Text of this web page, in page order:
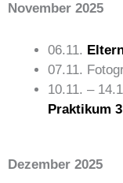
November 2025
06.11.
07.11.
10.11. –
Praktikum 3
Dezember 2025